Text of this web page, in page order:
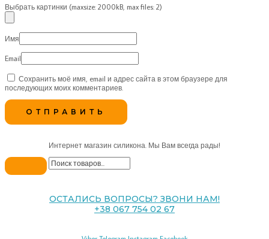
Выбрать картинки (maxsize: 2000kB, max files: 2)
Имя
Email
Сохранить моё имя, email и адрес сайта в этом браузере для
последующих моих комментариев.
Интернет магазин силикона. Мы Вам всегда рады!
ОСТАЛИСЬ ВОПРОСЫ? ЗВОНИ НАМ!
+38 067 754 02 67